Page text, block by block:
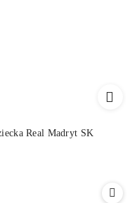
Real Madryt SK